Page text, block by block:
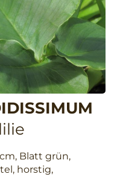
Blatt grün,
horstig,